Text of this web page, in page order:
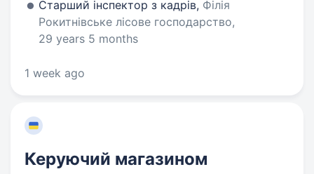
Старший інспектор з кадрів, Філія
Рокитнівське лісове господарство,
29 years 5 months
1 week ago
Керуючий магазином